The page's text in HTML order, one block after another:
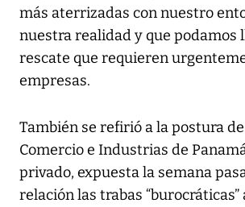
más aterrizadas con nuestro
nuestra realidad y que podamos
rescate que requieren
empresas.
También se refirió a la postura
Comercio e Industrias de
privado, expuesta la semana
relación las trabas “burocráticas”